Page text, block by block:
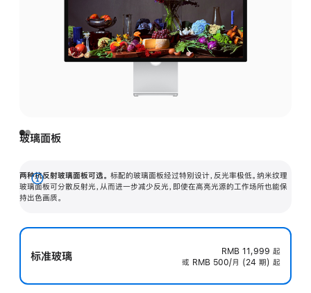
玻璃面板
两种抗反射玻璃面板可选。 标配的玻璃面板经过特别设计，反光率极低。纳米纹理
玻璃面板可分散反射光，从而进一步减少反光，即使在高亮光源的工作场所也能保
持出色画质。
展
开
标准玻璃 RMB 11,999 起
或 RMB 500/月 (24 期) 起